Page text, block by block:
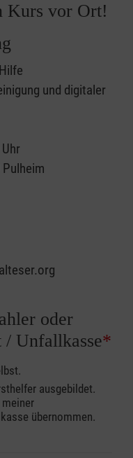
Kurs vor Ort!
und digitaler
oder
/ Unfallkasse*
ausgebildet.
übernommen.